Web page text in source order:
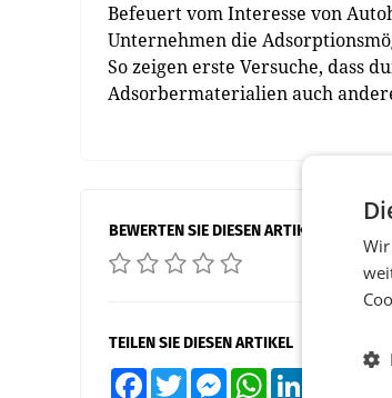
Befeuert vom Interesse von
Unternehmen die
So zeigen erste Versuche, dass
Adsorbermaterialien auch
BEWERTEN SIE DIESEN ARTIKEL
TEILEN SIE DIESEN ARTIKEL
FacebookTwitter MessengerWhatsApp